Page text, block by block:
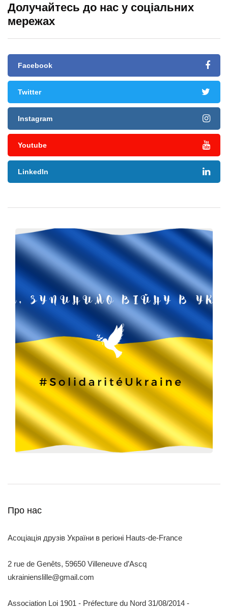
Долучайтесь до нас у соціальних
мережах
Facebook
Twitter
Instagram
Youtube
LinkedIn
Про нас
Асоціація друзів України в регіоні Hauts-de-France
2 rue de Genêts, 59650 Villeneuve d’Ascq
ukrainienslille@gmail.com
Association Loi 1901 - Préfecture du Nord 31/08/2014 -